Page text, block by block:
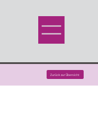
Zurück zur Übersicht